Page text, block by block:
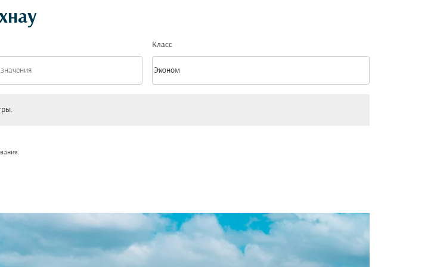
Класс
Класс option Эконом Selected
Эконом
keyboard_arrow_down